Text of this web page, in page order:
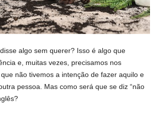
algo sem querer? Isso é algo que
e, muitas vezes, precisamos nos
não tivemos a intenção de fazer aquilo e
pessoa. Mas como será que se diz “não